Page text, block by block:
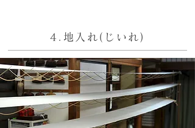
4.地入れ(じいれ)